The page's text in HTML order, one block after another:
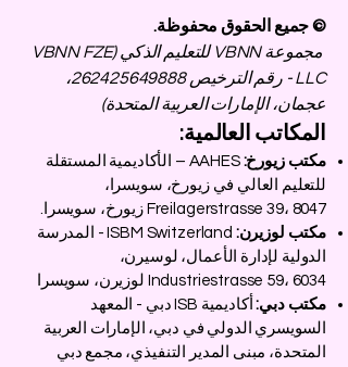
© جميع الحقوق محفوظة.
مجموعة VBNN للتعليم الذكي (VBNN FZE
LLC - رقم الترخيص
262425649888،
عجمان، الإمارات العربية المتحدة)
المكاتب العالمية:
مكتب زيورخ:
AAHES – الأكاديمية المستقلة
للتعليم العالي في زيورخ، سويسرا،
Freilagerstrasse 39، 8047 زيورخ، سويسرا.
مكتب لوزيرن:
ISBM Switzerland - المدرسة
الدولية لإدارة الأعمال، لوسيرن،
Industriestrasse 59، 6034 لوزيرن، سويسرا
مكتب دبي:
أكاديمية ISB دبي - المعهد
السويسري الدولي في دبي، الإمارات العربية
المتحدة، مبنى المدير التنفيذي، مجمع دبي